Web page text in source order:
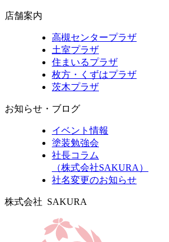
店舗案内
高槻センタープラザ
土室プラザ
住まいるプラザ
枚方・くずはプラザ
茨木プラザ
お知らせ・ブログ
イベント情報
塗装勉強会
社長コラム
（株式会社SAKURA）
社名変更のお知らせ
株式会社 SAKURA